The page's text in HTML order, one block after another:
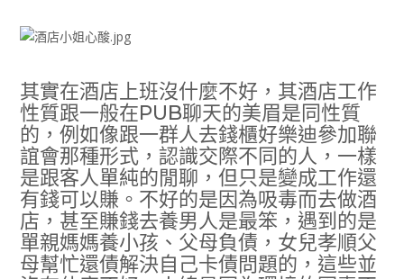
其實在酒店上班沒什麼不好，其酒店工作
性質跟一般在PUB聊天的美眉是同性質
的，例如像跟一群人去錢櫃好樂迪參加聯
誼會那種形式，認識交際不同的人，一樣
是跟客人單純的閒聊，但只是變成工作還
有錢可以賺。不好的是因為吸毒而去做酒
店，甚至賺錢去養男人是最笨，遇到的是
單親媽媽養小孩、父母負債，女兒孝順父
母幫忙還債解決自己卡債問題的，這些並